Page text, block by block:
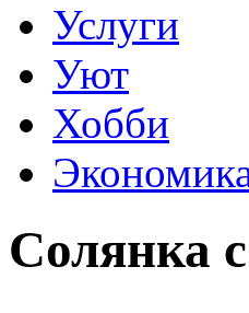
Услуги
Уют
Хобби
Солянка